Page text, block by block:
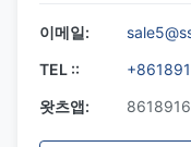
이메일:
TEL ::
왓츠앱: